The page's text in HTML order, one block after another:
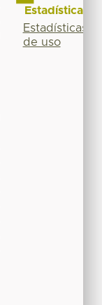
Estadísticas
Estadísticas
de uso